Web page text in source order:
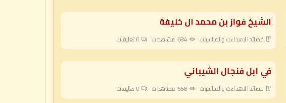
الشيخ فواز بن محمد ال خليفة
قصائد الاهداءت والمناسبات 684 مشاهدات تعليقات
في ابل فنجال الشيباني
قصائد الاهداءت والمناسبات 658 مشاهدات تعليقات